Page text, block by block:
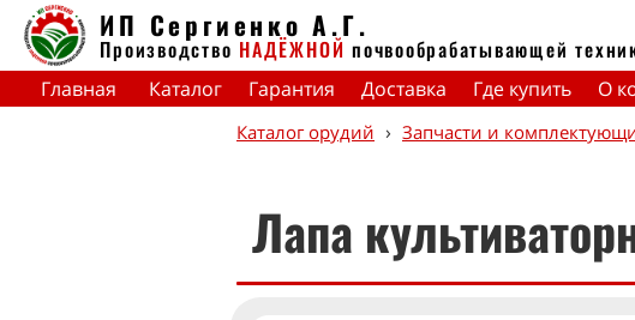
ИП Сергиенко А.Г.
Производство НАДЁЖНОЙ почвообрабатывающей
Главная Каталог Гарантия Доставка Где купить О
Каталог орудий › Запчасти и
Лапа